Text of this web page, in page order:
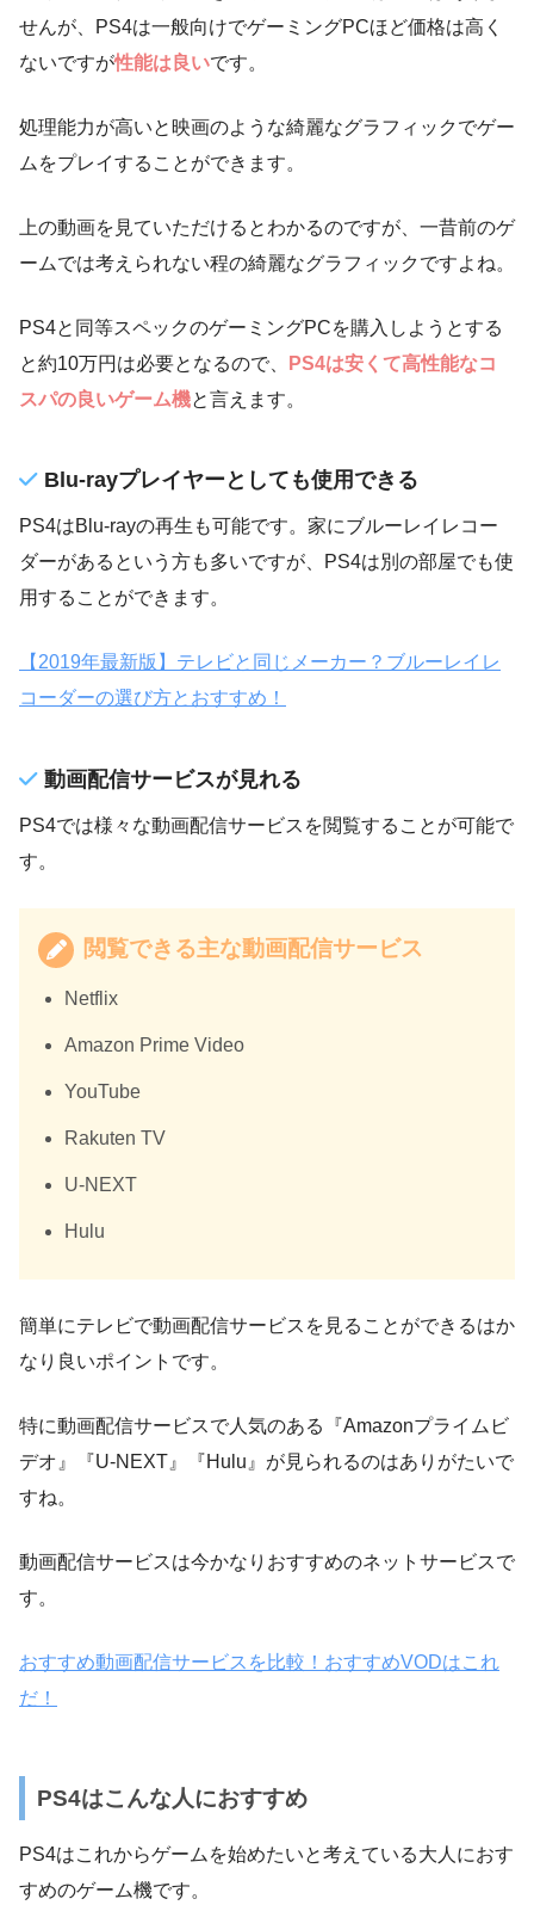
せんが、PS4は一般向けでゲーミングPCほど価格は高く
ないですが性能は良いです。
処理能力が高いと映画のような綺麗なグラフィックでゲー
ムをプレイすることができます。
上の動画を見ていただけるとわかるのですが、一昔前のゲ
ームでは考えられない程の綺麗なグラフィックですよね。
PS4と同等スペックのゲーミングPCを購入しようとする
と約10万円は必要となるので、
PS4は安くて高性能なコ
スパの良いゲーム機と言えます。
Blu-rayプレイヤーとしても使用できる
PS4はBlu-rayの再生も可能です。家にブルーレイレコー
ダーがあるという方も多いですが、PS4は別の部屋でも使
用することができます。
【2019年最新版】テレビと同じメーカー？ブルーレイレ
コーダーの選び方とおすすめ！
動画配信サービスが見れる
PS4では様々な動画配信サービスを閲覧することが可能で
す。
閲覧できる主な動画配信サービス
Netflix
Amazon Prime Video
YouTube
Rakuten TV
U-NEXT
Hulu
簡単にテレビで動画配信サービスを見ることができるはか
なり良いポイントです。
特に動画配信サービスで人気のある『Amazonプライムビ
デオ』『U-NEXT』『Hulu』が見られるのはありがたいで
すね。
動画配信サービスは今かなりおすすめのネットサービスで
す。
おすすめ動画配信サービスを比較！おすすめVODはこれ
だ！
PS4はこんな人におすすめ
PS4はこれからゲームを始めたいと考えている大人におす
すめのゲーム機です。